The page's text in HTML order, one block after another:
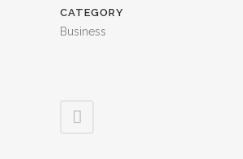
CATEGORY
Business